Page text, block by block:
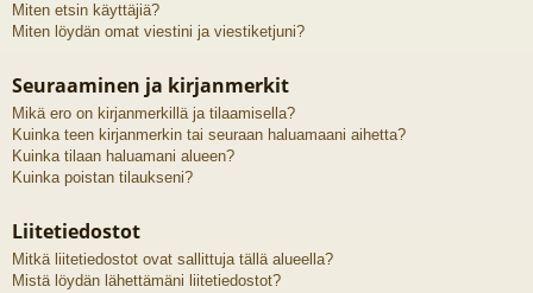
Miten etsin käyttäjiä?
Miten löydän omat viestini ja viestiketjuni?
Seuraaminen ja kirjanmerkit
Mikä ero on kirjanmerkillä ja tilaamisella?
Kuinka teen kirjanmerkin tai seuraan haluamaani aihetta?
Kuinka tilaan haluamani alueen?
Kuinka poistan tilaukseni?
Liitetiedostot
Mitkä liitetiedostot ovat sallittuja tällä alueella?
Mistä löydän lähettämäni liitetiedostot?